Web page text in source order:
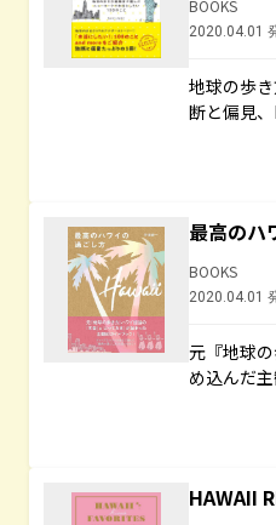
BOOKS
2020.04.01
地球の歩
断と偏見、
最高のハ
BOOKS
2020.04.01
元『地球
め込んだ
HAWAII